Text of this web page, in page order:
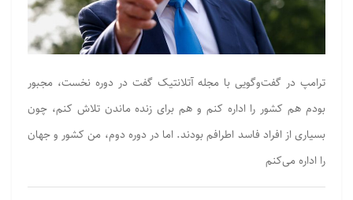
ترامپ در گفت‌وگویی با مجله آتلانتیک گفت در دوره نخست، مجبور
بودم هم کشور را اداره کنم و هم برای زنده ماندن تلاش کنم، چون
بسیاری از افراد فاسد اطرافم بودند. اما در دوره دوم، من کشور و جهان
را اداره می‌کنم